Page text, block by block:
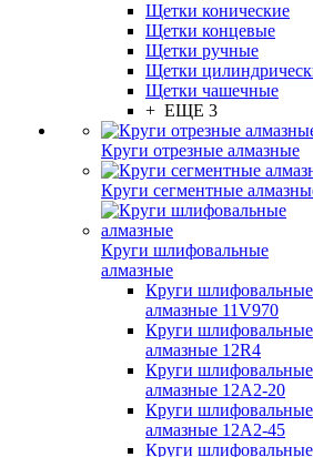
Щетки конические
Щетки концевые
Щетки ручные
Щетки
Щетки чашечные
+ ЕЩЕ 3
Круги отрезные алмазные
Круги сегментные
Круги шлифовальные
алмазные
Круги шлифовальные
алмазные 11V970
Круги шлифовальные
алмазные 12R4
Круги шлифовальные
алмазные 12А2-20
Круги шлифовальные
алмазные 12А2-45
Круги шлифовальные